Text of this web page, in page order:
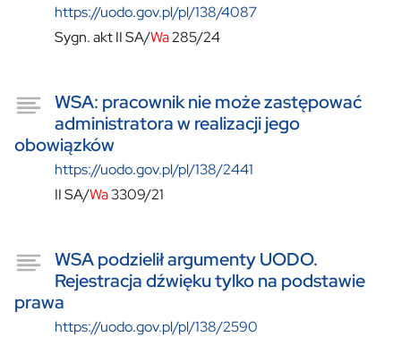
https://uodo.gov.pl/pl/138/4087
Sygn. akt II SA/Wa285/24
WSA: pracownik nie może zastępować
administratora w realizacji jego
obowiązków
https://uodo.gov.pl/pl/138/2441
II SA/Wa3309/21
WSA podzielił argumenty UODO.
Rejestracja dźwięku tylko na podstawie
prawa
https://uodo.gov.pl/pl/138/2590